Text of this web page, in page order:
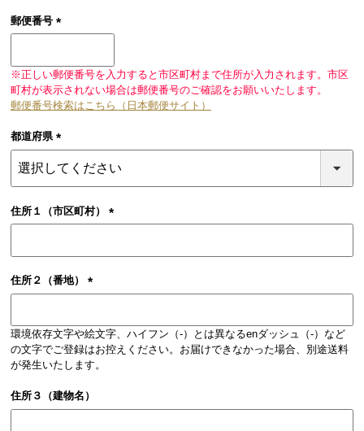
郵便番号
※正しい郵便番号を入力すると市区町村まで住所が入力されます。市区
町村が表示されない場合は郵便番号のご確認をお願いいたします。
郵便番号検索はこちら（日本郵便サイト）
都道府県
須)
住所１（市区町村）
住所２（番地）
環境依存文字や絵文字、ハイフン（-）とは異なるenダッシュ（‐）など
の文字でご登録はお控えください。お届けできなかった場合、別途送料
が発生いたします。
住所３（建物名）